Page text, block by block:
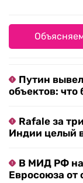
Путин
объектов: что
Rafale за
Индии целый
В МИД РФ
Евросоюза от